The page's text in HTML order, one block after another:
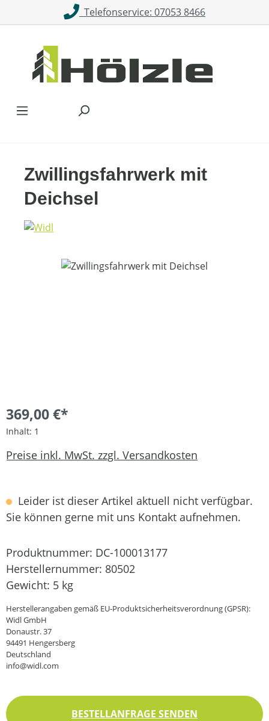
Zum Hauptinhalt springenTelefonservice: 07053 8466
Zwillingsfahrwerk mit
Deichsel
Bildergalerie überspringen
369,00 €*
Inhalt: 1
Preise inkl. MwSt. zzgl. Versandkosten
Leider ist dieser Artikel aktuell nicht verfügbar.
Sie können gerne mit uns Kontakt aufnehmen.
Produktnummer: DC-100013177
Herstellernummer: 80502
Gewicht: 5 kg
Herstellerangaben gemäß EU-Produktsicherheitsverordnung (GPSR):
Widl GmbH
Donaustr. 37
94491 Hengersberg
Deutschland
info@widl.com
BESTELLANFRAGE SENDEN